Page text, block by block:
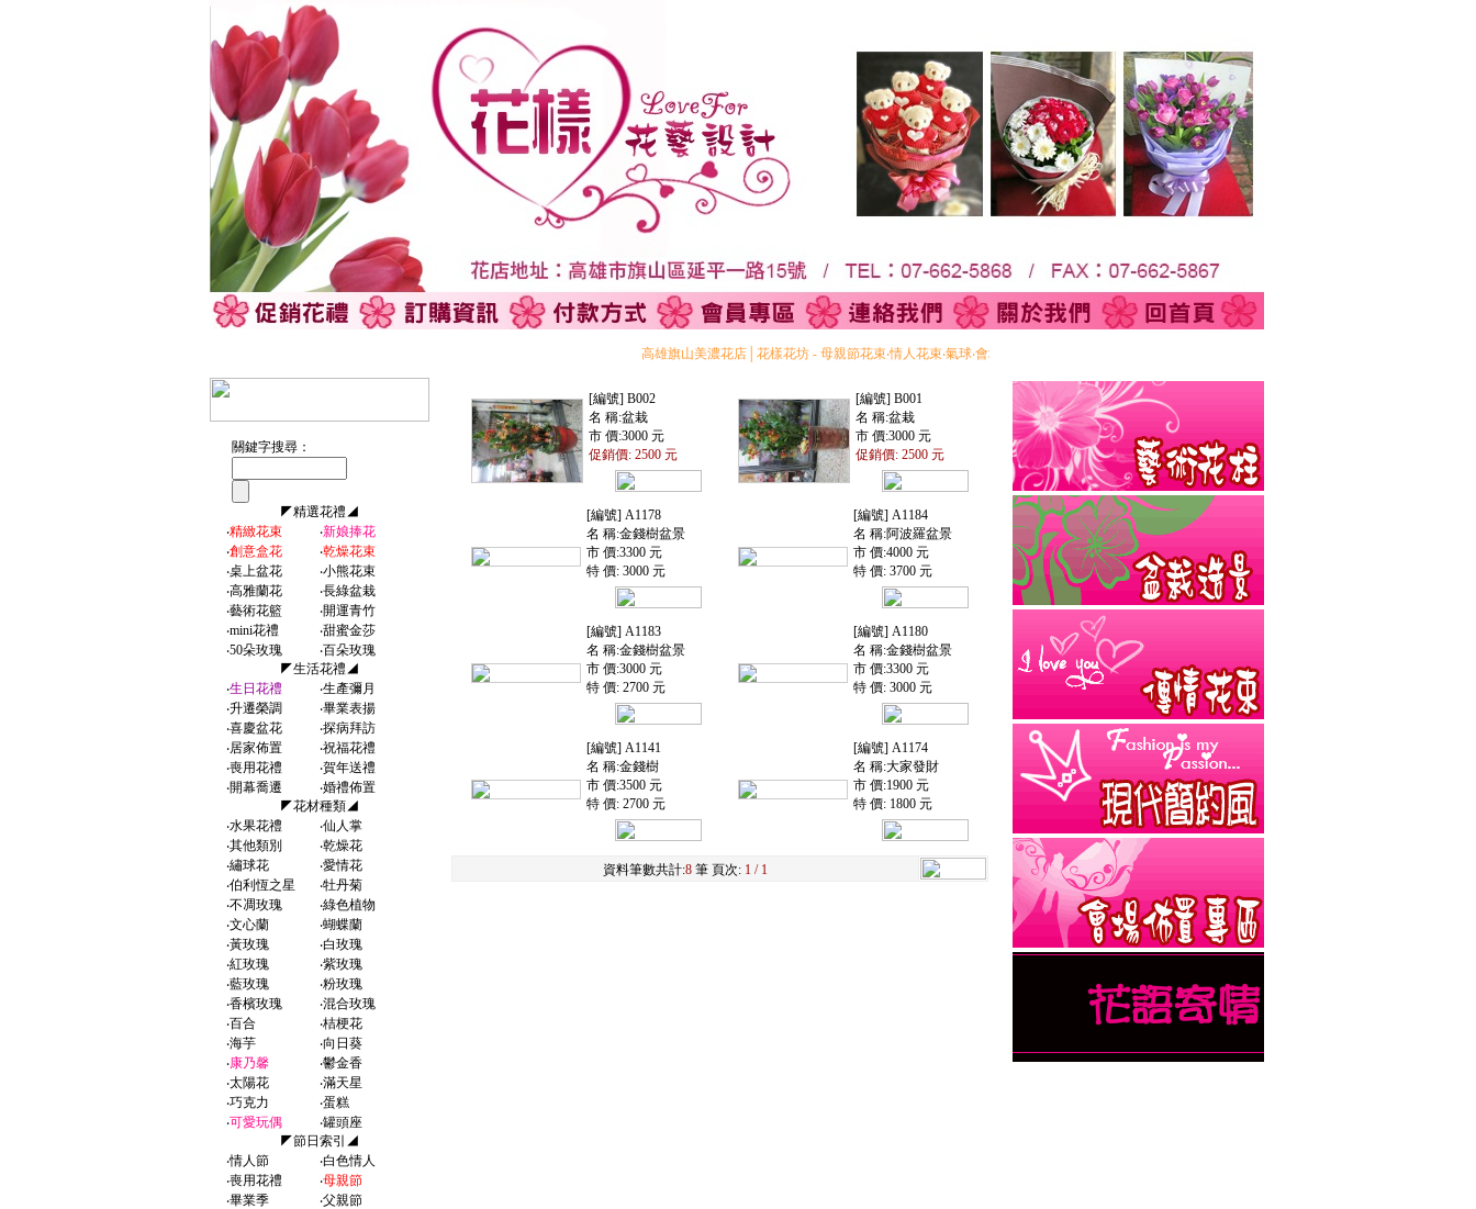
高雄旗山美濃花店│花樣花坊 - 母親節花束‧情人花束‧氣球‧會場佈置‧婚禮會場佈置‧園藝造景│24H線上訂花不打烊！代客送花至全台各地;來店自取
關鍵字搜尋：
◤精選花禮◢
‧精緻花束 ‧新娘捧花
‧創意盒花 ‧乾燥花束
‧桌上盆花 ‧小熊花束
‧高雅蘭花 ‧長綠盆栽
‧藝術花籃 ‧開運青竹
‧mini花禮 ‧甜蜜金莎
‧50朵玫瑰 ‧百朵玫瑰
◤生活花禮◢
‧生日花禮 ‧生產彌月
‧升遷榮調 ‧畢業表揚
‧喜慶盆花 ‧探病拜訪
‧居家佈置 ‧祝福花禮
‧喪用花禮 ‧賀年送禮
‧開幕喬遷 ‧婚禮佈置
◤花材種類◢
‧水果花禮 ‧仙人掌
‧其他類別 ‧乾燥花
‧繡球花 ‧愛情花
‧伯利恆之星 ‧牡丹菊
‧不凋玫瑰 ‧綠色植物
‧文心蘭 ‧蝴蝶蘭
‧黃玫瑰 ‧白玫瑰
‧紅玫瑰 ‧紫玫瑰
‧藍玫瑰 ‧粉玫瑰
‧香檳玫瑰 ‧混合玫瑰
‧百合 ‧桔梗花
‧海芋 ‧向日葵
‧康乃馨 ‧鬱金香
‧太陽花 ‧滿天星
‧巧克力 ‧蛋糕
‧可愛玩偶 ‧罐頭座
◤節日索引◢
‧情人節 ‧白色情人
‧喪用花禮 ‧母親節
‧畢業季 ‧父親節
[編號] B002
名 稱:盆栽
市 價:3000 元
促銷價: 2500 元
[編號] B001
名 稱:盆栽
市 價:3000 元
促銷價: 2500 元
[編號] A1178
名 稱:金錢樹盆景
市 價:3300 元
特 價: 3000 元
[編號] A1184
名 稱:阿波羅盆景
市 價:4000 元
特 價: 3700 元
[編號] A1183
名 稱:金錢樹盆景
市 價:3000 元
特 價: 2700 元
[編號] A1180
名 稱:金錢樹盆景
市 價:3300 元
特 價: 3000 元
[編號] A1141
名 稱:金錢樹
市 價:3500 元
特 價: 2700 元
[編號] A1174
名 稱:大家發財
市 價:1900 元
特 價: 1800 元
資料筆數共計:8筆 頁次: 1 / 1